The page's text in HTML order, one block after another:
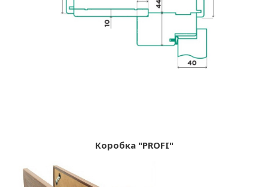
Коробка "PROFI"